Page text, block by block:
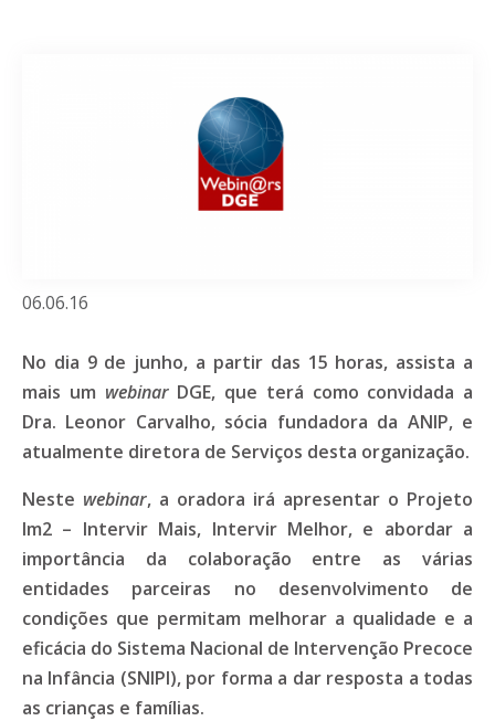
06.06.16
No dia 9 de junho, a partir das 15 horas, assista a
mais um webinarDGE, que terá como convidada a
Dra. Leonor Carvalho, sócia fundadora da ANIP, e
atualmente diretora de Serviços desta organização.
Neste webinar, a oradora irá apresentar o Projeto
Im2 – Intervir Mais, Intervir Melhor, e abordar a
importância da colaboração entre as várias
entidades parceiras no desenvolvimento de
condições que permitam melhorar a qualidade e a
eficácia do Sistema Nacional de Intervenção Precoce
na Infância (SNIPI), por forma a dar resposta a todas
as crianças e famílias.